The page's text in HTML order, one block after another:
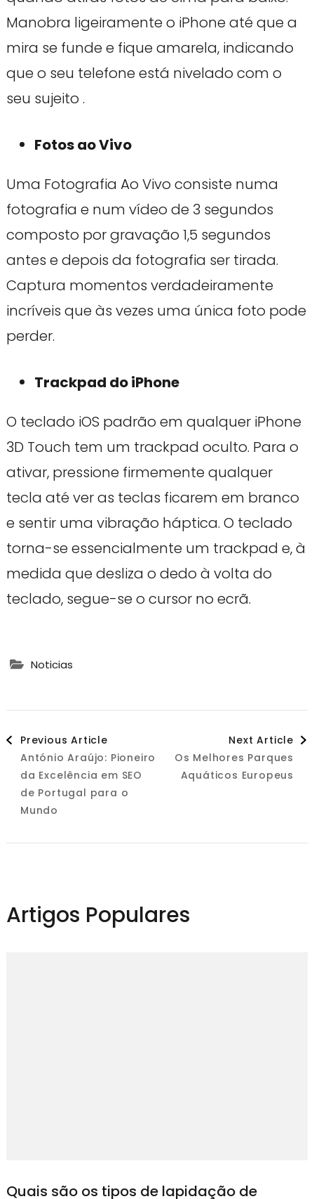
Manobra ligeiramente o iPhone até que a
mira se funde e fique amarela, indicando
que o seu telefone está nivelado com o
seu sujeito .
Fotos ao Vivo
Uma Fotografia Ao Vivo consiste numa
fotografia e num vídeo de 3 segundos
composto por gravação 1,5 segundos
antes e depois da fotografia ser tirada.
Captura momentos verdadeiramente
incríveis que às vezes uma única foto pode
perder.
Trackpad do iPhone
O teclado iOS padrão em qualquer iPhone
3D Touch tem um trackpad oculto. Para o
ativar, pressione firmemente qualquer
tecla até ver as teclas ficarem em branco
e sentir uma vibração háptica. O teclado
torna-se essencialmente um trackpad e, à
medida que desliza o dedo à volta do
teclado, segue-se o cursor no ecrã.
Noticias
Post
Navigation
Previous Article
António Araújo: Pioneiro
da Excelência em SEO
de Portugal para o
Mundo
Next Article
Os Melhores Parques
Aquáticos Europeus
Artigos Populares
Quais são os tipos de lapidação de